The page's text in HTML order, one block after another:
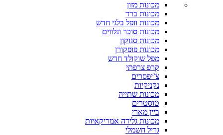
מכונות מזון
מכונות ברד
מכונות וופל בלגי חדש
מכונות סוכר ונלווים
מכונות סנוקון
מכונות פופקורן
מפל שוקולד חדש
קרפ צרפתי
צ’יפסרים
נקניקיות
מכונות שתייה
טוסטרים
ביין מארי
מכונות גלידה אמריקאיות
גריל חשמלי